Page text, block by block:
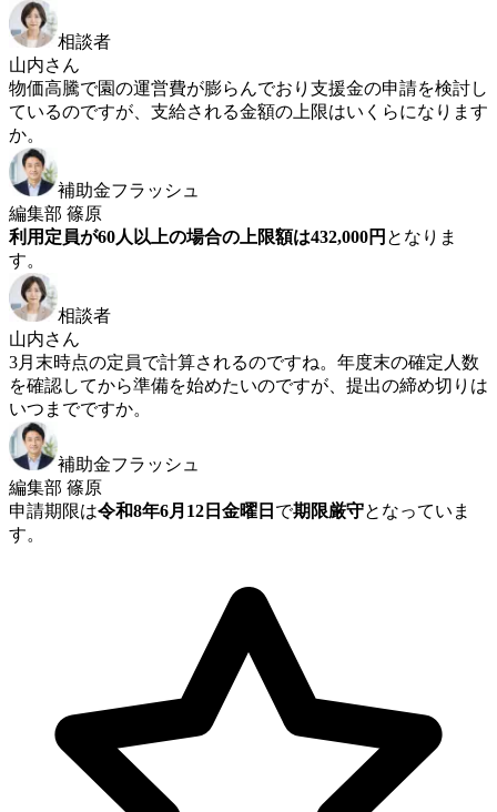
相談者
山内さん
物価高騰で園の運営費が膨らんでおり支援金の申請を検討し
ているのですが、支給される金額の上限はいくらになります
か。
補助金フラッシュ
編集部 篠原
利用定員が60人以上の場合の上限額は432,000円 となりま
す。
相談者
山内さん
3月末時点の定員で計算されるのですね。年度末の確定人数
を確認してから準備を始めたいのですが、提出の締め切りは
いつまでですか。
補助金フラッシュ
編集部 篠原
申請期限は令和8年6月12日金曜日 で期限厳守となっていま
す。